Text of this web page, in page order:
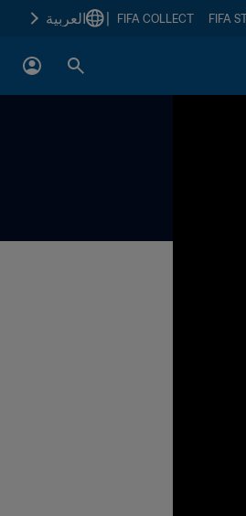
FIFA
FIFA COLLECT العربية